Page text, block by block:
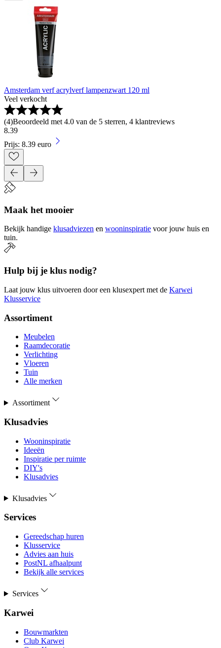
Amsterdam verf acrylverf lampenzwart 120 ml
Veel verkocht
(4)Beoordeeld met 4.0 van de 5 sterren, 4 klantreviews
8.39
Prijs: 8.39 euro
Maak het mooier
Bekijk handige klusadviezen en wooninspiratie voor jouw huis en
tuin.
Hulp bij je klus nodig?
Laat jouw klus uitvoeren door een klusexpert met de Karwei
Klusservice
Assortiment
Meubelen
Raamdecoratie
Verlichting
Vloeren
Tuin
Alle merken
Assortiment
Klusadvies
Wooninspiratie
Ideeën
Inspiratie per ruimte
DIY's
Klusadvies
Klusadvies
Services
Gereedschap huren
Klusservice
Advies aan huis
PostNL afhaalpunt
Bekijk alle services
Services
Karwei
Bouwmarkten
Club Karwei